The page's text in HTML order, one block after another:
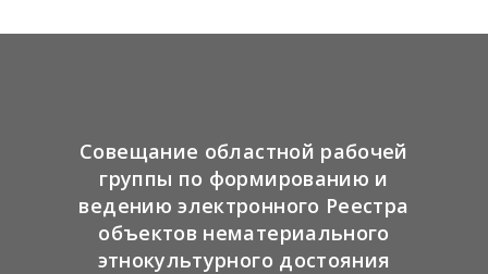
Совещание областной рабочей
группы по формированию и
ведению электронного Реестра
объектов нематериального
этнокультурного достояния